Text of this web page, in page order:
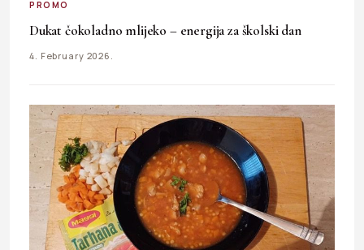
PROMO
Dukat čokoladno mlijeko – energija za školski dan
4. February 2026.